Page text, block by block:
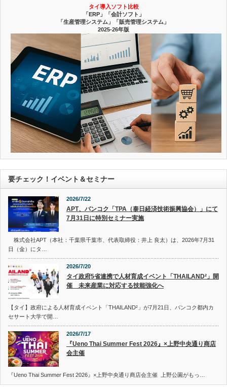
タイ導入ソフト比較
「ERP」「会計ソフト」
「生産管理システム」「販売管理システム」
2025-26年版
要チェック！イベント＆セミナー
2026/7/22
APT、バンコク「TPA（泰日経済技術振興協会）」にて
7月31日に特別セミナー実施
株式会社APT（本社：千葉県千葉市、代表取締役：井上 良太）は、2026年7月31
日（金）にタ…
2026/7/20
タイ政府5省連携で人材育成イベント「THAILAND²」開
催 未来産業に対応する技能強化へ
【タイ】政府による人材育成イベント「THAILAND²」が7月21日、バンコク都内カ
セサート大学で開…
2026/7/17
『Ueno Thai Summer Fest 2026』×上野中央通り商店
会主催
『Ueno Thai Summer Fest 2026』×上野中央通り商店会主催 上野公園がもっ…